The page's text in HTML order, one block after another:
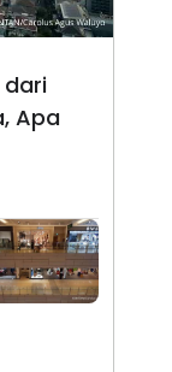
dari
Apa